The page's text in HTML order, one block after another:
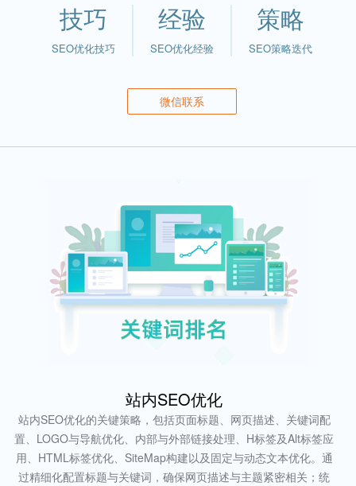
技巧
SEO优化技巧
经验
SEO优化经验
策略
SEO策略迭代
微信联系
站内SEO优化
站内SEO优化的关键策略，包括页面标题、网页描述、关键词配
置、LOGO与导航优化、内部与外部链接处理、H标签及Alt标签应
用、HTML标签优化、SiteMap构建以及固定与动态文本优化。通
过精细化配置标题与关键词，确保网页描述与主题紧密相关；统